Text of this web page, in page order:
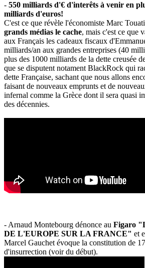
- 550 milliards d'€ d'interêts à venir en
milliards d'euros!
C'est ce que révèle l'économiste Marc
grands médias le cache, mais c'est ce que
aux Français les cadeaux fiscaux
milliards/an aux grandes entreprises (40
plus des 1000 milliards de la dette creusée
que se disputent notament BlackRock qui
dette Française, sachant que nous allons
faisant de nouveaux emprunts et de
infernal comme la Grèce dont il sera quasi
des décennies.
- Arnaud Montebourg dénonce au Figaro
DE L'EUROPE SUR LA FRANCE" et
Marcel Gauchet évoque la constitution de
d'insurrection (voir du début).